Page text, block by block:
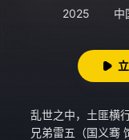
2025 中
乱世之中，土匪横
兄弟雷五（国义骞